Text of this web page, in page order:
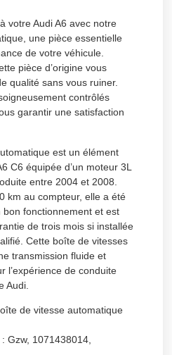
votre Audi A6 avec notre
une pièce essentielle
de votre véhicule.
pièce d’origine vous
qualité sans vous ruiner.
contrôlés
garantir une satisfaction
est un élément
C6 équipée d’un moteur 3L
entre 2004 et 2008.
km au compteur, elle a été
fonctionnement et est
de trois mois si installée
Cette boîte de vitesses
transmission fluide et
l’expérience de conduite
Audi.
de vitesse automatique
Gzw, 1071438014,